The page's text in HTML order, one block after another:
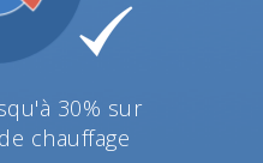
30% sur
chauffage